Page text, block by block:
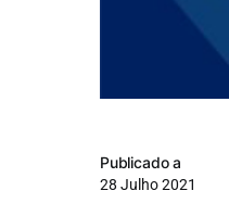
Publicado a
28 Julho 2021